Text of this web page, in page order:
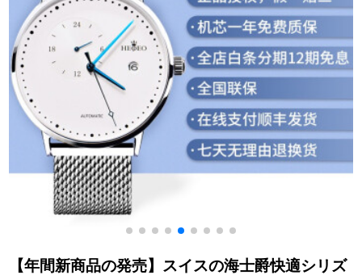
【年間新商品の発売】スイスの海士爵快適シリズ